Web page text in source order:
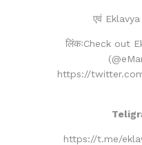
एवं
लिंकःCheck out
https://
https://t.me/